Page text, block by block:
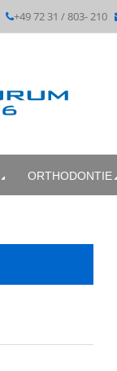
+49 72 31 / 803- 210
ORTHODONTIE